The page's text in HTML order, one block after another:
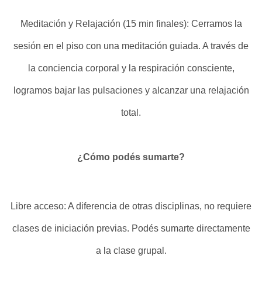
Meditación y Relajación (15 min finales): Cerramos la
sesión en el piso con una meditación guiada. A través de
la conciencia corporal y la respiración consciente,
logramos bajar las pulsaciones y alcanzar una relajación
total.
¿Cómo podés sumarte?
Libre acceso: A diferencia de otras disciplinas, no requiere
clases de iniciación previas. Podés sumarte directamente
a la clase grupal.